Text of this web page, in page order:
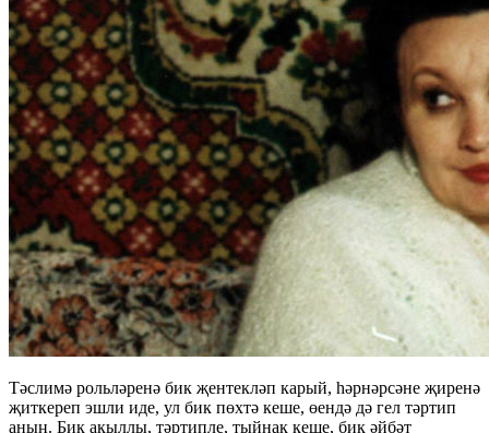
Тәслимә рольләренә бик җентекләп карый, һәрнәрсәне җиренә
җиткереп эшли иде, ул бик пөхтә кеше, өендә дә гел тәртип
аның. Бик акыллы, тәртипле, тыйнак кеше, бик әйбәт